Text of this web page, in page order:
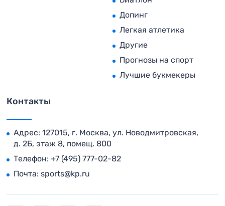
Допинг
Легкая атлетика
Другие
Прогнозы на спорт
Лучшие букмекеры
Контакты
Адрес: 127015, г. Москва, ул. Новодмитровская,
д. 2Б, этаж 8, помещ. 800
Телефон: +7 (495) 777-02-82
Почта: sports@kp.ru